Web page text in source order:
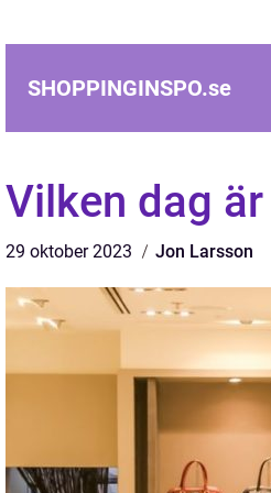
SHOPPINGINSPO.se
Vilken dag
29 oktober 2023 Jon Larsson